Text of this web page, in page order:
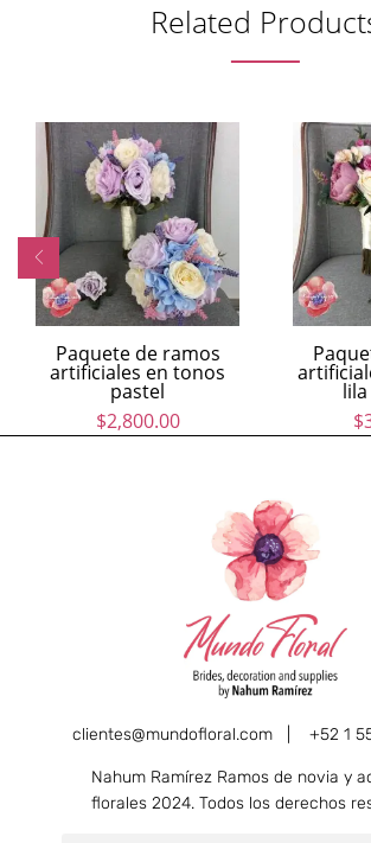
Related
Paquete de ramos
artificiales en tonos
pastel
$2,800.00
$
clientes@mundofloral.com | +52 1
Nahum Ramírez Ramos de novia y
florales 2024. Todos los derechos